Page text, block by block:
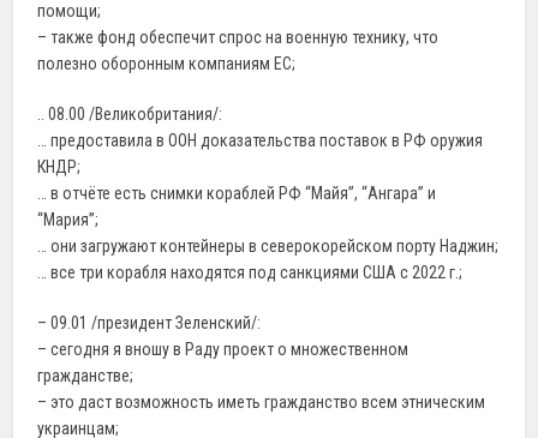
помощи;
– также фонд обеспечит спрос на военную технику, что
полезно оборонным компаниям ЕС;
.. 08.00 /Великобритания/:
… предоставила в ООН доказательства поставок в РФ оружия
КНДР;
… в отчёте есть снимки кораблей РФ “Майя”, “Ангара” и
“Мария”;
… они загружают контейнеры в северокорейском порту Наджин;
… все три корабля находятся под санкциями США с 2022 г.;
– 09.01 /президент Зеленский/:
– сегодня я вношу в Раду проект о множественном
гражданстве;
– это даст возможность иметь гражданство всем этническим
украинцам;